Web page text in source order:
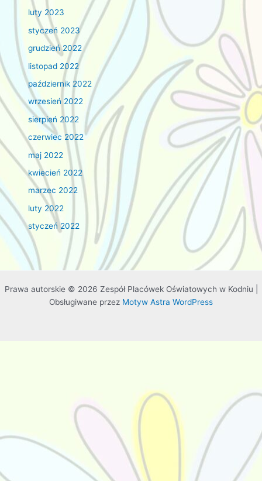
luty 2023
styczeń 2023
grudzień 2022
listopad 2022
październik 2022
wrzesień 2022
sierpień 2022
czerwiec 2022
maj 2022
kwiecień 2022
marzec 2022
luty 2022
styczeń 2022
Prawa autorskie © 2026 Zespół Placówek Oświatowych w Kodniu |
Obsługiwane przez Motyw Astra WordPress